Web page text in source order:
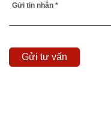
Gửi tin nhắn *